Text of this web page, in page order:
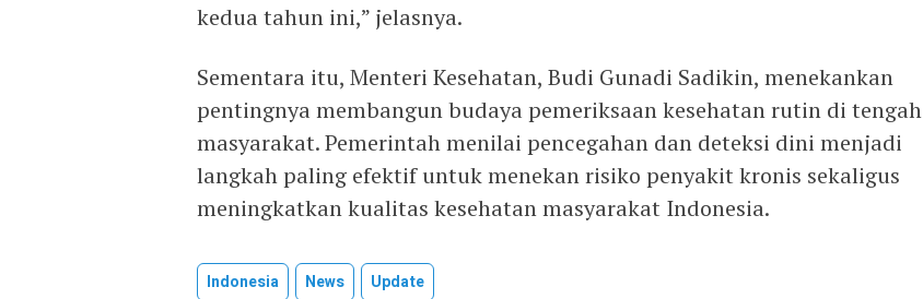
kedua tahun ini,” jelasnya.
Sementara itu, Menteri Kesehatan, Budi Gunadi Sadikin, menekankan
pentingnya membangun budaya pemeriksaan kesehatan rutin di tengah
masyarakat. Pemerintah menilai pencegahan dan deteksi dini menjadi
langkah paling efektif untuk menekan risiko penyakit kronis sekaligus
meningkatkan kualitas kesehatan masyarakat Indonesia.
Indonesia News Update